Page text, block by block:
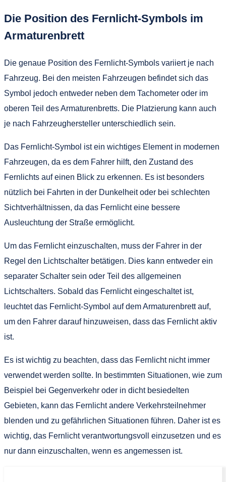
Die Position des Fernlicht-Symbols im
Armaturenbrett
Die genaue Position des Fernlicht-Symbols variiert je nach
Fahrzeug. Bei den meisten Fahrzeugen befindet sich das
Symbol jedoch entweder neben dem Tachometer oder im
oberen Teil des Armaturenbretts. Die Platzierung kann auch
je nach Fahrzeughersteller unterschiedlich sein.
Das Fernlicht-Symbol ist ein wichtiges Element in modernen
Fahrzeugen, da es dem Fahrer hilft, den Zustand des
Fernlichts auf einen Blick zu erkennen. Es ist besonders
nützlich bei Fahrten in der Dunkelheit oder bei schlechten
Sichtverhältnissen, da das Fernlicht eine bessere
Ausleuchtung der Straße ermöglicht.
Um das Fernlicht einzuschalten, muss der Fahrer in der
Regel den Lichtschalter betätigen. Dies kann entweder ein
separater Schalter sein oder Teil des allgemeinen
Lichtschalters. Sobald das Fernlicht eingeschaltet ist,
leuchtet das Fernlicht-Symbol auf dem Armaturenbrett auf,
um den Fahrer darauf hinzuweisen, dass das Fernlicht aktiv
ist.
Es ist wichtig zu beachten, dass das Fernlicht nicht immer
verwendet werden sollte. In bestimmten Situationen, wie zum
Beispiel bei Gegenverkehr oder in dicht besiedelten
Gebieten, kann das Fernlicht andere Verkehrsteilnehmer
blenden und zu gefährlichen Situationen führen. Daher ist es
wichtig, das Fernlicht verantwortungsvoll einzusetzen und es
nur dann einzuschalten, wenn es angemessen ist.